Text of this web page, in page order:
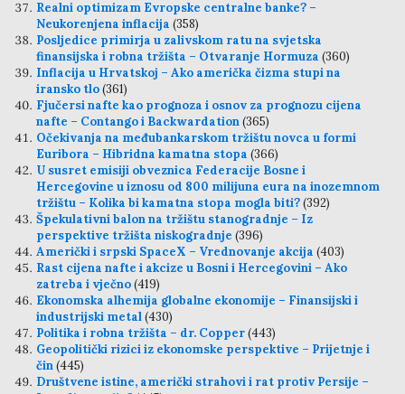
Realni optimizam Evropske centralne banke? –
Neukorenjena inflacija (358)
Posljedice primirja u zalivskom ratu na svjetska
finansijska i robna tržišta – Otvaranje Hormuza (360)
Inflacija u Hrvatskoj – Ako američka čizma stupi na
iransko tlo(361)
Fjučersi nafte kao prognoza i osnov za prognozu cijena
nafte – Contango i Backwardation(365)
Očekivanja na međubankarskom tržištu novca u formi
Euribora – Hibridna kamatna stopa (366)
U susret emisiji obveznica Federacije Bosne i
Hercegovine u iznosu od 800 milijuna eura na inozemnom
tržištu – Kolika bi kamatna stopa mogla biti?(392)
Špekulativni balon na tržištu stanogradnje – Iz
perspektive tržišta niskogradnje (396)
Američki i srpski SpaceX – Vrednovanje akcija (403)
Rast cijena nafte i akcize u Bosni i Hercegovini – Ako
zatreba i vječno(419)
Ekonomska alhemija globalne ekonomije – Finansijski i
industrijski metal(430)
Politika i robna tržišta – dr. Copper(443)
Geopolitički rizici iz ekonomske perspektive – Prijetnje i
čin(445)
Društvene istine, američki strahovi i rat protiv Persije –